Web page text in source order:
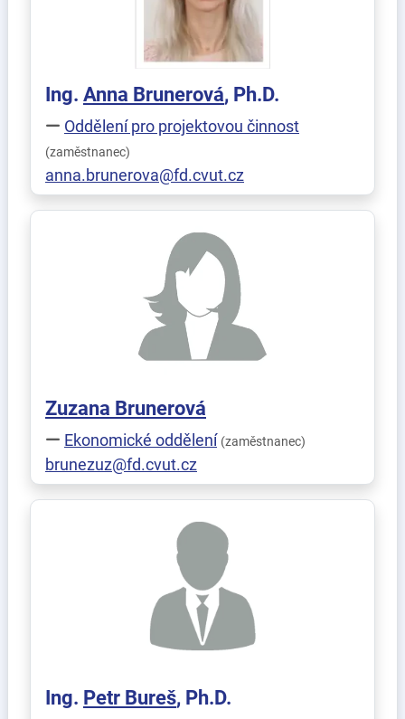
Ing. Anna Brunerová, Ph.D.
Oddělení pro projektovou činnost
(zaměstnanec)
anna.brunerova@fd.cvut.cz
Zuzana Brunerová
Ekonomické oddělení (zaměstnanec)
brunezuz@fd.cvut.cz
Ing. Petr Bureš, Ph.D.